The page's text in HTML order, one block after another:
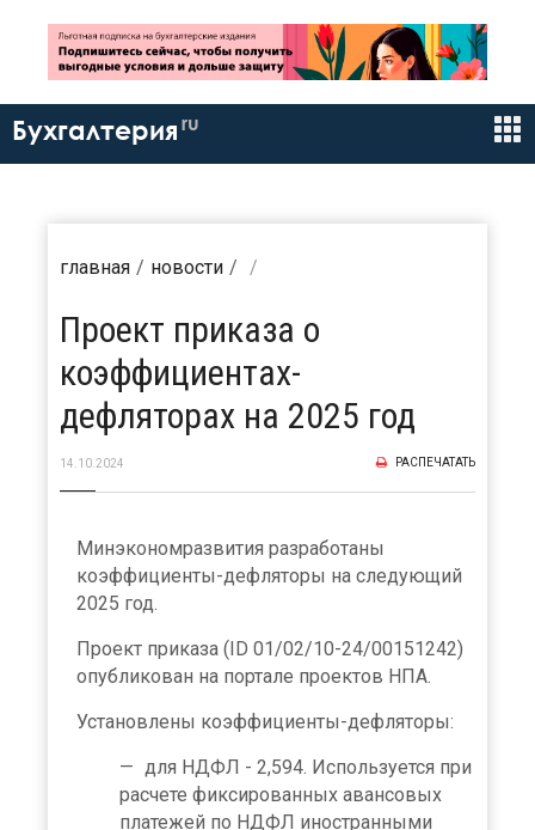
Бухгалтерия ru
главная новости
Проект приказа о
коэффициентах-
дефляторах на 2025 год
14.10.2024 РАСПЕЧАТАТЬ
Минэкономразвития разработаны
коэффициенты-дефляторы на следующий
2025 год.
Проект приказа (ID 01/02/10-24/00151242)
опубликован на портале проектов НПА.
Установлены коэффициенты-дефляторы:
для НДФЛ - 2,594. Используется при
расчете фиксированных авансовых
платежей по НДФЛ иностранными